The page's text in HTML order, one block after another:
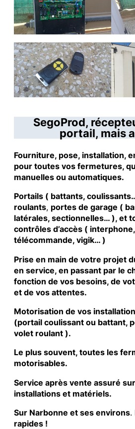
SegoProd,
portail, mais
Fourniture, pose, installation,
pour toutes vos fermetures,
manuelles ou automatiques.
Portails ( battants,
roulants, portes de garage (
latérales, sectionnelles… ), et
contrôles d’accès (
télécommande, vigik… )
Prise en main de votre projet
en service, en passant par le
fonction de vos besoins, de
et de vos attentes.
Motorisation de vos
(portail coulissant ou battant,
volet roulant ).
Le plus souvent, toutes les
motorisables.
Service après vente assuré
installations et matériels.
Sur Narbonne et ses environs.
rapides !